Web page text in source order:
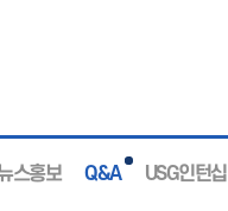
스홍보 Q&A USG인턴십